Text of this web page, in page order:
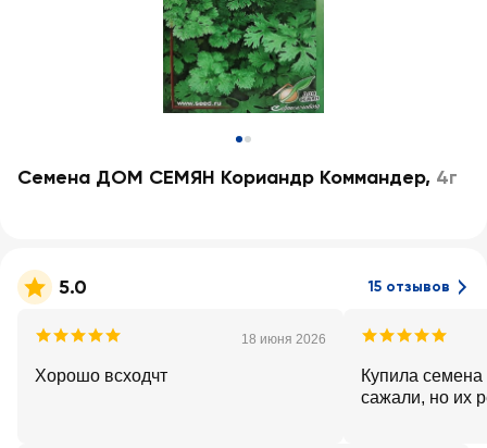
Семена ДОМ СЕМЯН Кориандр Коммандер, 4г
5.0 15 отзывов
18 июня 2026
Хорошо всходчт
Купила
сажали, но их